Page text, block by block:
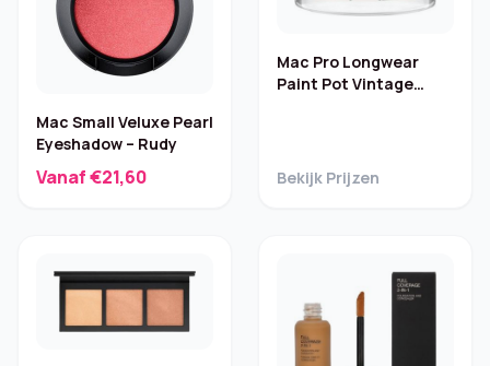
Mac Small Veluxe Pearl
Eyeshadow – Rudy
Vanaf €21,60
Mac Pro Longwear
Paint Pot Vintage
Bekijk Prijzen